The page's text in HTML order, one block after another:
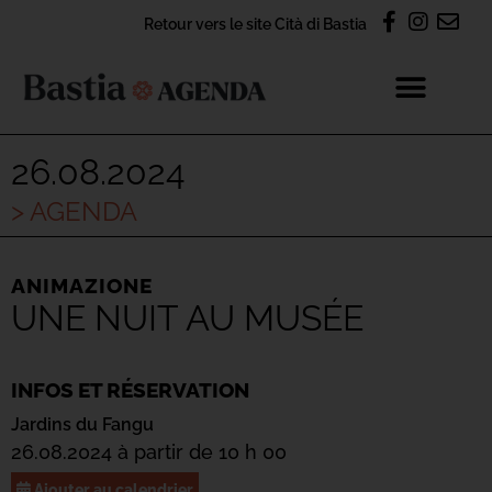
Retour vers le site Cità di Bastia
26.08.2024
> AGENDA
ANIMAZIONE
UNE NUIT AU MUSÉE
INFOS ET RÉSERVATION
Jardins du Fangu
26.08.2024 à partir de 10 h 00